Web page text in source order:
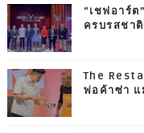
“เชฟอาร์ต
ครบรสชา
The
พ่อค้าซ่า